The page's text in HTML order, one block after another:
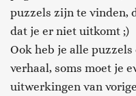
puzzels zijn te vinden,
dat je er niet uitkomt ;)
Ook heb je alle
verhaal, soms moet je
uitwerkingen van